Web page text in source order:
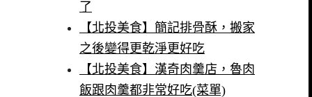
了
【北投美食】簡記排骨酥，搬家
之後變得更乾淨更好吃
【北投美食】漢奇肉羹店，魯肉
飯跟肉羹都非常好吃(菜單)